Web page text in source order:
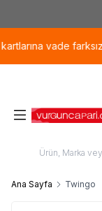
vade farksız
Ana Sayfa Twingo